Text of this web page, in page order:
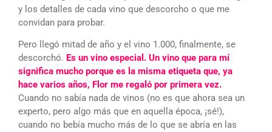
y los detalles de cada vino que descorcho o que me
convidan para probar.
Pero llegó mitad de año y el vino 1.000, finalmente, se
descorchó. Es un vino especial. Un vino que para mí
significa mucho porque es la misma etiqueta que, ya
hace varios años, Flor me regaló por primera vez.
Cuando no sabía nada de vinos (no es que ahora sea un
experto, pero algo más que en aquella época, ¡sé!),
cuando no bebía mucho más de lo que se abría en las